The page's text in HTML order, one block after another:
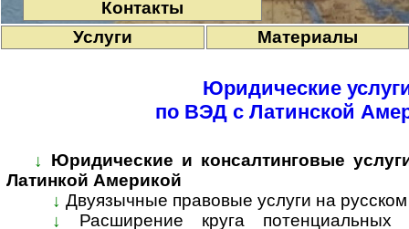
Контакты
Услуги
Материалы
Юридические
по ВЭД с Латинской
↓
Юридические и консалтинговые
Латинкой Америкой
↓ Двуязычные правовые услуги на
↓
Расширение круга потенциальных